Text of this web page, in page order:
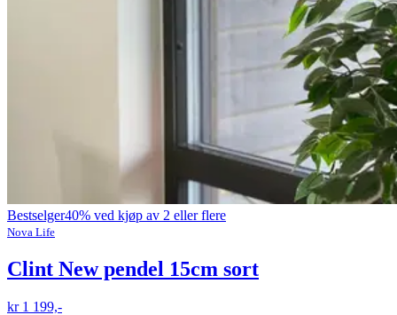
Bestselger40% ved kjøp av 2 eller flere
Nova Life
Clint New pendel 15cm sort
kr 1 199,-